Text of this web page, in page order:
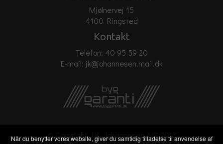
Mjølnervej 15
4100 Ringsted
Kontakt
Telefon: 40 95 59 20
E-mail: jk@johannesen.mail.dk
© Copyright J.K. Johannesen A/S 2017
Når du benytter vores website, giver du samtidig tilladelse til anvendelse af